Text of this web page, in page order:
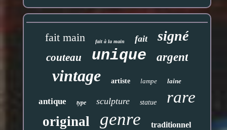
fait main fait à la main fait signé
couteau unique argent
vintage artiste lampe laine
antique type sculpture statue rare
original genre traditionnel